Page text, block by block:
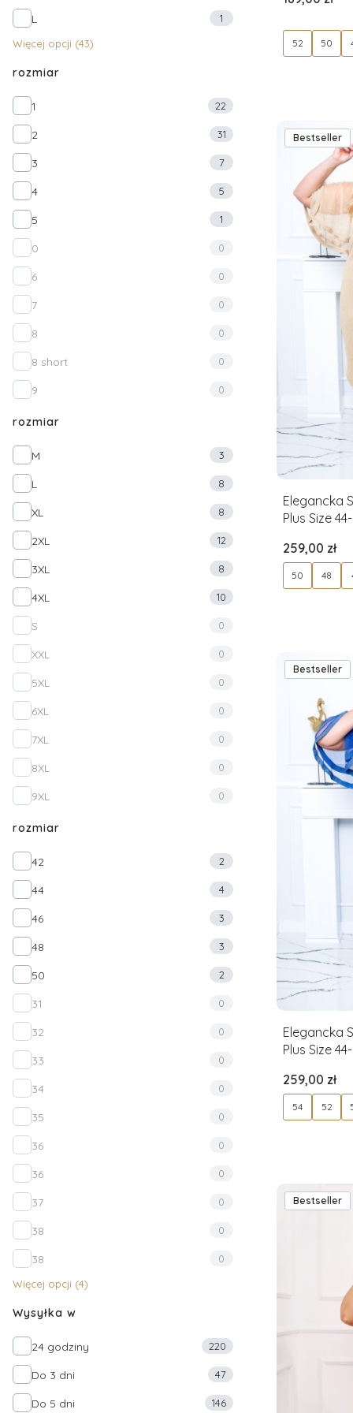
L
1
Więcej opcji (43)
rozmiar
rozmiar
1 22
2 31
3 7
4 5
5 1
0 0
6 0
7 0
8 0
8 short 0
9 0
rozmiar
rozmiar
M 3
L 8
XL 8
2XL 12
3XL 8
4XL 10
S 0
XXL 0
5XL 0
6XL 0
7XL 0
8XL 0
9XL 0
rozmiar
rozmiar
42 2
44 4
46 3
48 3
50 2
31 0
32 0
33 0
34 0
35 0
36 0
36 0
37 0
38 0
38
0
Więcej opcji (4)
Wysyłka w
Wysyłka w
24 godziny 220
Do 3 dni 47
Do 5 dni 146
52 50
Bestseller
Elegancka
Plus Size
Cena
259,00 zł
50 48
Bestseller
Elegancka
Plus Size
Cena
259,00 zł
54 52
Bestseller